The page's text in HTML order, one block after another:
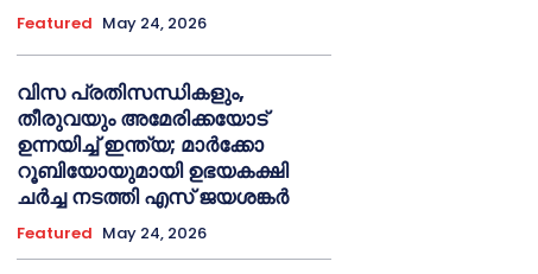
Featured May 24, 2026
വിസ പ്രതിസന്ധികളും,
തീരുവയും അമേരിക്കയോട്
ഉന്നയിച്ച് ഇന്ത്യ; മാർക്കോ
റൂബിയോയുമായി ഉഭയകക്ഷി
ചർച്ച നടത്തി എസ് ജയശങ്കർ
Featured May 24, 2026